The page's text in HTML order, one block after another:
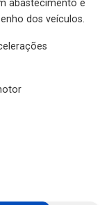
abastecimento e
dos veículos.